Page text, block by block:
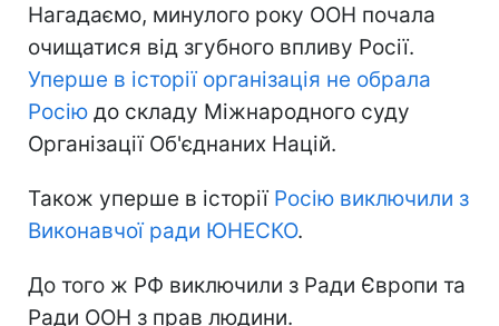
Нагадаємо, минулого року ООН почала
очищатися від згубного впливу Росії.
Уперше в історії організація не обрала
Росію до складу Міжнародного суду
Організації Об'єднаних Націй.
Також уперше в історії Росію виключили з
Виконавчої ради ЮНЕСКО.
До того ж РФ виключили з Ради Європи та
Ради ООН з прав людини.